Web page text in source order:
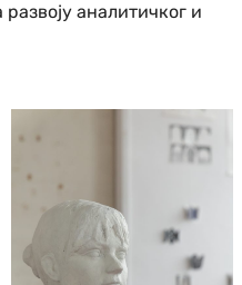
аналитичког и